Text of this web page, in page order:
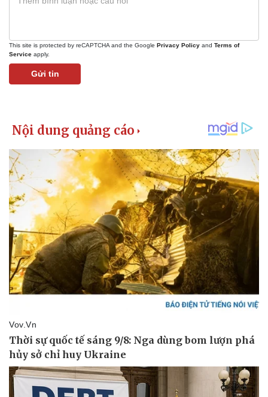
This site is protected by reCAPTCHA and the Google Privacy Policy and Terms of
Service apply.
Gửi tin